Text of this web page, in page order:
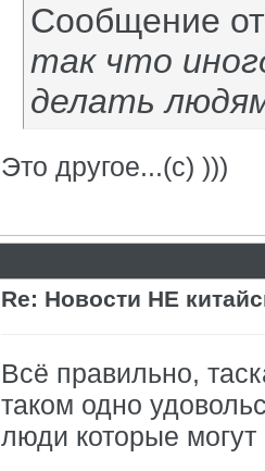
Сообщение
так что
делать
Это другое...(с) )))
Re: Новости НЕ
Всё правильно,
таком одно
люди которые могут